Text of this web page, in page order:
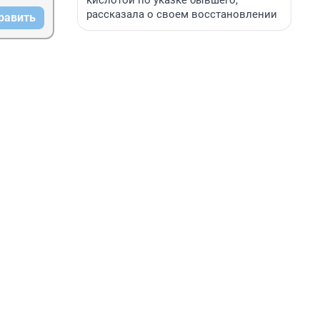
рассказала о своем восстановлении